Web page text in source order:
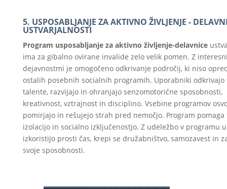
5. USPOSABLJANJE ZA AKTIVNO ŽIVLJENJE -
USTVARJALNOSTI
Program usposabljanje za aktivno življenje-delavnice
ima za gibalno ovirane invalide zelo velik pomen. Z
dejavnostmi je omogočeno odkrivanje področij, ki niso
ostalih posebnih socialnih programih. Uporabniki odkrivajo
talente, razvijajo in ohranjajo senzomotorične sposobnosti,
kreativnost, vztrajnost in disciplino. Vsebine programov
pomirjajo in rešujejo strah pred nemočjo. Program
izolacijo in socialno izključenostjo. Z udeležbo v programu
izkoristijo prosti čas, krepi se družabništvo, samozavest in
svoje sposobnosti.